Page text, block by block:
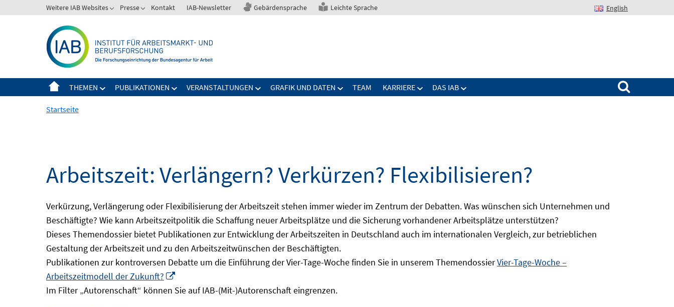
zum
Weitere IAB Websites Presse Kontakt IAB-Newsletter Gebärdensprache Leichte Sprache English
THEMEN PUBLIKATIONEN VERANSTALTUNGEN GRAFIK UND DATEN TEAM KARRIERE DAS IAB
Suchen nach:
Startseite
Arbeitszeit: Verlängern? Verkürzen? Flexibilisieren?
Verkürzung, Verlängerung oder Flexibilisierung der Arbeitszeit stehen immer wieder im Zentrum der Debatten. Was wünschen sich Unternehmen und
Beschäftigte? Wie kann Arbeitszeitpolitik die Schaffung neuer Arbeitsplätze und die Sicherung vorhandener Arbeitsplätze unterstützen?
Dieses Themendossier bietet Publikationen zur Entwicklung der Arbeitszeiten in Deutschland auch im internationalen Vergleich, zur betrieblichen
Gestaltung der Arbeitszeit und zu den Arbeitszeitwünschen der Beschäftigten.
Publikationen zur kontroversen Debatte um die Einführung der Vier-Tage-Woche finden Sie in unserem ThemendossierVier-Tage-Woche –
Arbeitszeitmodell der Zukunft?
neuem
Im Filter „Autorenschaft“ können Sie auf IAB-(Mit-)Autorenschaft eingrenzen.